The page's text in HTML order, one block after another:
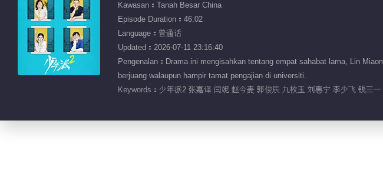
Kawasan：Tanah Besar China
Episode Duration：46:02
Language：普通话
Updated：2026-07-11 23:16:40
Pengenalan：Drama ini mengisahkan tentang empat sahabat lama, Lin
berjuang walaupun hampir tamat pengajian di universiti.
Keywords： 少年派2 张嘉译 闫妮 赵今麦 郭俊辰 九枚玉 刘惠宁 李少飞 钱三